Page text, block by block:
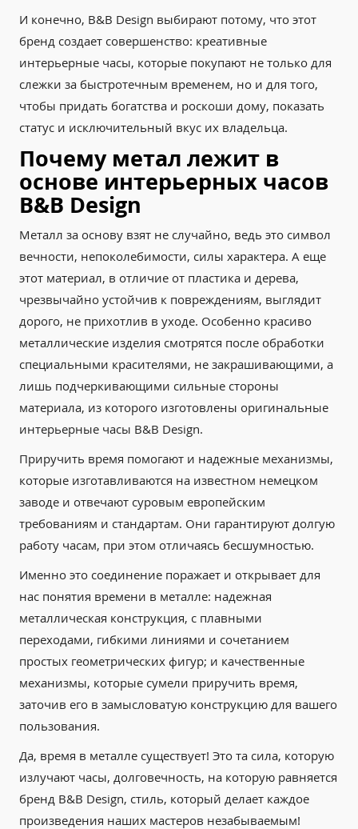
И конечно, B&B Design выбирают потому, что этот
бренд создает совершенство: креативные
интерьерные часы, которые покупают не только для
слежки за быстротечным временем, но и для того,
чтобы придать богатства и роскоши дому, показать
статус и исключительный вкус их владельца.
Почему метал лежит в
основе интерьерных часов
B&B Design
Металл за основу взят не случайно, ведь это символ
вечности, непоколебимости, силы характера. А еще
этот материал, в отличие от пластика и дерева,
чрезвычайно устойчив к повреждениям, выглядит
дорого, не прихотлив в уходе. Особенно красиво
металлические изделия смотрятся после обработки
специальными красителями, не закрашивающими, а
лишь подчеркивающими сильные стороны
материала, из которого изготовлены оригинальные
интерьерные часы B&B Design.
Приручить время помогают и надежные механизмы,
которые изготавливаются на известном немецком
заводе и отвечают суровым европейским
требованиям и стандартам. Они гарантируют долгую
работу часам, при этом отличаясь бесшумностью.
Именно это соединение поражает и открывает для
нас понятия времени в металле: надежная
металлическая конструкция, с плавными
переходами, гибкими линиями и сочетанием
простых геометрических фигур; и качественные
механизмы, которые сумели приручить время,
заточив его в замысловатую конструкцию для вашего
пользования.
Да, время в металле существует! Это та сила, которую
излучают часы, долговечность, на которую равняется
бренд B&B Design, стиль, который делает каждое
произведения наших мастеров незабываемым!